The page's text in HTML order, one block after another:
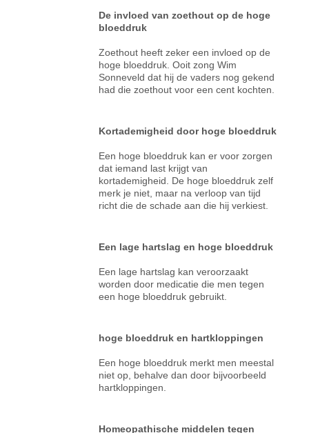
De invloed van zoethout op de hoge
bloeddruk
Zoethout heeft zeker een invloed op de
hoge bloeddruk. Ooit zong Wim
Sonneveld dat hij de vaders nog gekend
had die zoethout voor een cent kochten.
Kortademigheid door hoge bloeddruk
Een hoge bloeddruk kan er voor zorgen
dat iemand last krijgt van
kortademigheid. De hoge bloeddruk zelf
merk je niet, maar na verloop van tijd
richt die de schade aan die hij verkiest.
Een lage hartslag en hoge bloeddruk
Een lage hartslag kan veroorzaakt
worden door medicatie die men tegen
een hoge bloeddruk gebruikt.
hoge bloeddruk en hartkloppingen
Een hoge bloeddruk merkt men meestal
niet op, behalve dan door bijvoorbeeld
hartkloppingen.
Homeopathische middelen tegen